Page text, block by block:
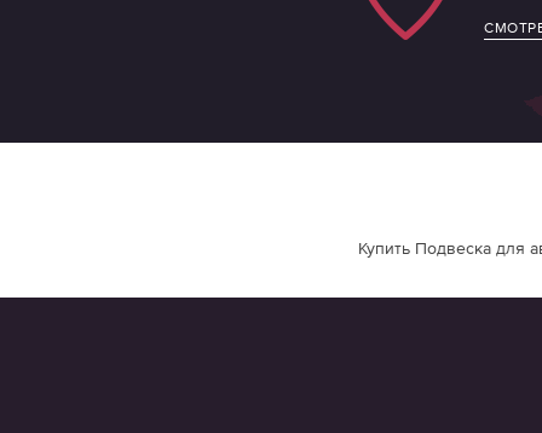
Купить Подвеска для